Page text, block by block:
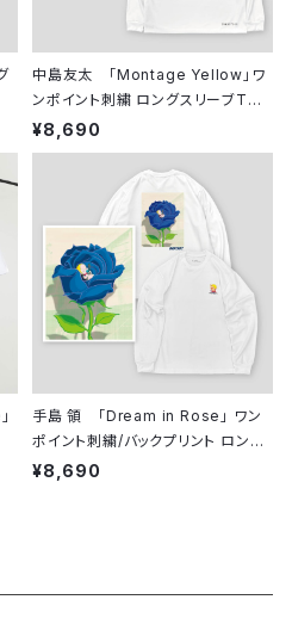
中島友太 「Montage Yellow」ワ
ンポイント刺繍 ロングスリーブTシ
ャツ
¥8,690
手島 領 「Dream in Rose」 ワン
ポイント刺繍/バックプリント ロング
スリーブシャツ
¥8,690